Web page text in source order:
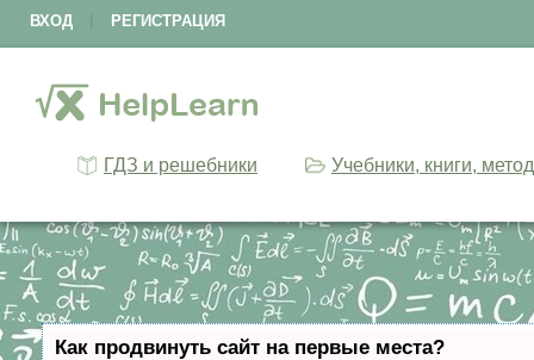
ВХОД РЕГИСТРАЦИЯ
ГДЗ и решебники Учебники, книги,
Как продвинуть сайт на первые места?